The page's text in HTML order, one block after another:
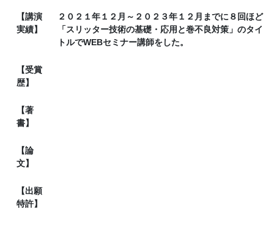
【講演
実績】
２０２１年１２月～２０２３年１２月までに８回ほど
「スリッター技術の基礎・応用と巻不良対策」のタイ
トルでWEBセミナー講師をした。
【受賞
歴】
【著
書】
【論
文】
【出願
特許】